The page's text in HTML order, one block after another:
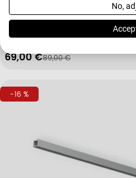
We use your data for the following
IAB processing purposes:
Use limited data to select
Use profiles to select
No,
Glaseinlegeboden Zubehör
Verkaufspreis
69,00 €
Regulärer Preis
89,00 €
-16 %